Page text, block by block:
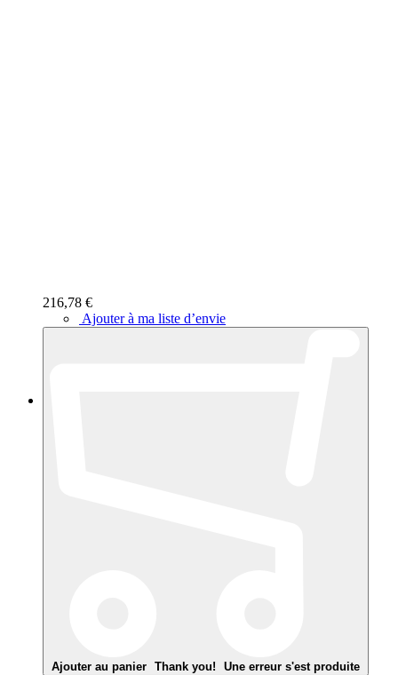
216,78 €
Ajouter à ma liste d’envie
Ajouter au panier Thank you! Une erreur s'est produite